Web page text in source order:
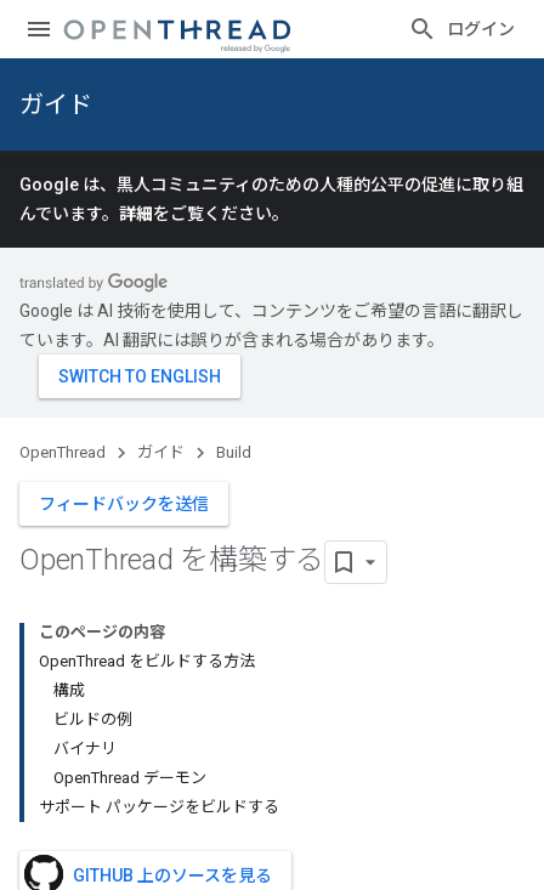
ログイン
ガイド
Google は、黒人コミュニティのための人種的公平の促進に取り組
んでいます。 詳細をご覧ください。
Google は AI 技術を使用して、コンテンツをご希望の言語に翻訳し
ています。AI 翻訳には誤りが含まれる場合があります。
OpenThread ガイド Build
フィードバックを送信
OpenThread を構築する
このページの内容
OpenThread をビルドする方法
構成
ビルドの例
バイナリ
OpenThread デーモン
サポート パッケージをビルドする
GITHUB 上のソースを見る